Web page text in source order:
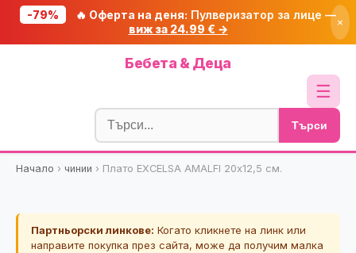
-79% 🔥 Оферта на деня: Пулверизатор за лице —
виж за 24.99 € →
×
Бебета & Деца
☰
Блог
🧮 Калкулатори
🔍 Намери продукт
🎟️ Купони
Търси
Начало › чинии › Плато EXCELSA AMALFI 20х12,5 см.
Партньорски линкове: Когато кликнете на линк или
направите покупка през сайта, може да получим малка